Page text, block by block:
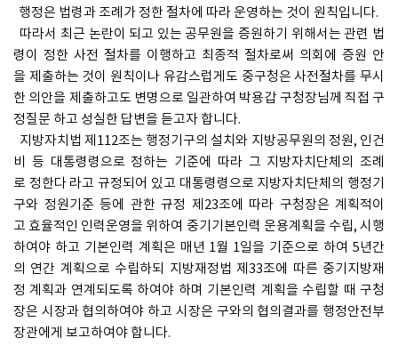
행정은 법령과 조례가 정한 절차에 따라 운영하는 것이 원칙입니다.
따라서 최근 논란이 되고 있는 공무원을 증원하기 위해서는 관련 법
령이 정한 사전 절차를 이행하고 최종적 절차로써 의회에 증원 안
을 제출하는 것이 원칙이나 유감스럽게도 중구청은 사전절차를 무시
한 의안을 제출하고도 변명으로 일관하여 박용갑 구청장님께 직접 구
정질문 하고 성실한 답변을 듣고자 합니다.
지방자치법 제112조는 행정기구의 설치와 지방공무원의 정원, 인건
비 등 대통령령으로 정하는 기준에 따라 그 지방자치단체의 조례
로 정한다 라고 규정되어 있고 대통령령으로 지방자치단체의 행정기
구와 정원기준 등에 관한 규정 제23조에 따라 구청장은 계획적이
고 효율적인 인력운영을 위하여 중기기본인력 운용계획을 수립, 시행
하여야 하고 기본인력 계획은 매년 1월 1일을 기준으로 하여 5년간
의 연간 계획으로 수립하되 지방재정법 제33조에 따른 중기지방재
정 계획과 연계되도록 하여야 하며 기본인력 계획을 수립할 때 구청
장은 시장과 협의하여야 하고 시장은 구와의 협의결과를 행정안전부
장관에게 보고하여야 합니다.